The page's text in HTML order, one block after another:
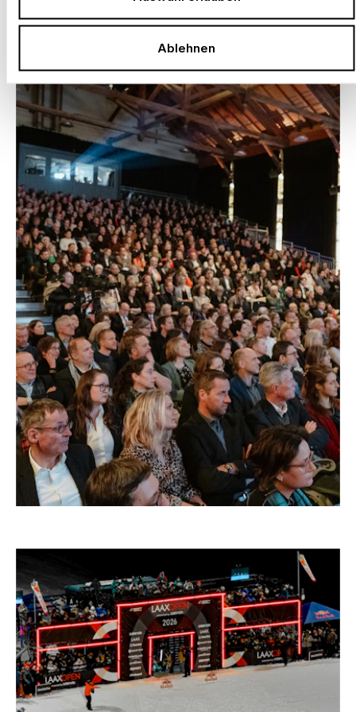
Ablehnen
SOLOTHURNER FILMTAGE, SOLOTHURN
–
Schweiz, 2026